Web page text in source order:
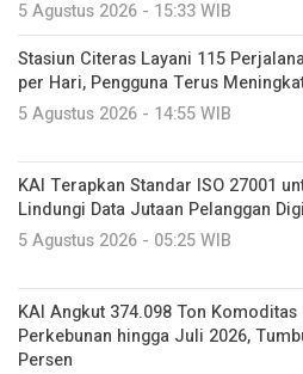
5 Agustus 2026 - 15:33 WIB
Stasiun Citeras Layani 115
per Hari, Pengguna Terus
5 Agustus 2026 - 14:55 WIB
KAI Terapkan Standar ISO 27001
Lindungi Data Jutaan Pelanggan
5 Agustus 2026 - 05:25 WIB
KAI Angkut 374.098 Ton Komoditas
Perkebunan hingga Juli 2026,
Persen